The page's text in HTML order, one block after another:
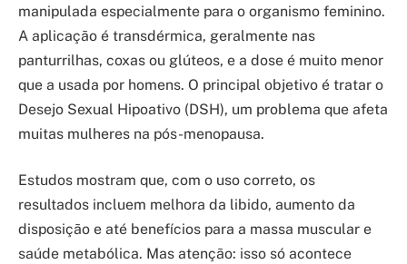
manipulada especialmente para o organismo feminino.
A aplicação é transdérmica, geralmente nas
panturrilhas, coxas ou glúteos, e a dose é muito menor
que a usada por homens. O principal objetivo é tratar o
Desejo Sexual Hipoativo (DSH), um problema que afeta
muitas mulheres na pós-menopausa.
Estudos mostram que, com o uso correto, os
resultados incluem melhora da libido, aumento da
disposição e até benefícios para a massa muscular e
saúde metabólica. Mas atenção: isso só acontece